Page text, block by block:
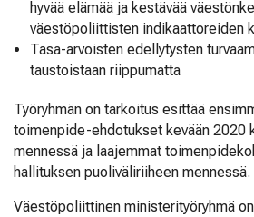
hyvää elämää ja kestävää
väestöpoliittisten indikaattoreiden
Tasa-arvoisten edellytysten
taustoistaan riippumatta
Työryhmän on tarkoitus esittää
toimenpide-ehdotukset kevään 2020
mennessä ja laajemmat
hallituksen puoliväliriiheen mennessä.
Väestöpoliittinen ministerityöryhmä